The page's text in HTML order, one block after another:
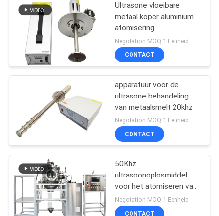
Ultrasone vloeibare
metaal koper aluminium
atomisering
Negotation MOQ:1 Eenheid
CONTACT
apparatuur voor de
ultrasone behandeling
van metaalsmelt 20khz
Negotation MOQ:1 Eenheid
CONTACT
50Khz
ultrasoonoplosmiddel
voor het atomiseren van
soldeerpoeder
Negotation MOQ:1 Eenheid
CONTACT